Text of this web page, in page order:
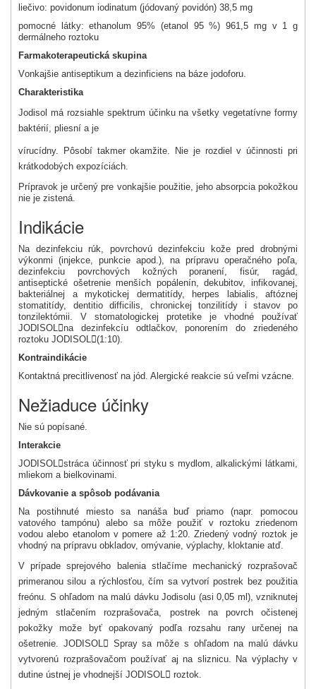
liečivo: povidonum iodinatum (jódovaný povidón) 38,5 mg
pomocné látky: ethanolum 95% (etanol 95 %) 961,5 mg v 1 g
dermálneho roztoku
Farmakoterapeutická skupina
Vonkajšie antiseptikum a dezinficiens na báze jodoforu.
Charakteristika
Jodisol má rozsiahle spektrum účinku na všetky vegetatívne formy
baktérií, pliesní a je
vírucídny. Pôsobí takmer okamžite. Nie je rozdiel v účinnosti pri
krátkodobých expozíciách.
Prípravok je určený pre vonkajšie použitie, jeho absorpcia pokožkou
nie je zistená.
Indikácie
Na dezinfekciu rúk, povrchovú dezinfekciu kože pred drobnými
výkonmi (injekce, punkcie apod.), na prípravu operačného poľa,
dezinfekciu povrchových kožných poranení, fisúr, ragád,
antiseptické ošetrenie menších popálenín, dekubitov, infikovanej,
bakteriálnej a mykotickej dermatitídy, herpes labialis, aftóznej
stomatitídy, dentitio difficilis, chronickej tonzilitídy i stavov po
tonzilektómii. V stomatologickej protetike je vhodné používať
JODISOL na dezinfekcíu odtlačkov, ponorením do zriedeného
roztoku JODISOL (1:10).
Kontraindikácie
Kontaktná precitlivenosť na jód. Alergické reakcie sú veľmi vzácne.
Nežiaduce účinky
Nie sú popísané.
Interakcie
JODISOL stráca účinnosť pri styku s mydlom, alkalickými látkami,
mliekom a bielkovinami.
Dávkovanie a spôsob podávania
Na postihnuté miesto sa nanáša buď priamo (napr. pomocou
vatového tampónu) alebo sa môže použiť v roztoku zriedenom
vodou alebo etanolom v pomere až 1:20. Zriedený vodný roztok je
vhodný na prípravu obkladov, omývanie, výplachy, kloktanie atď.
V prípade sprejového balenia stlačíme mechanický rozprašovač
primeranou silou a rýchlosťou, čím sa vytvorí postrek bez použitia
freónu. S ohľadom na malú dávku Jodisolu (asi 0,05 ml), vzniknutej
jedným stlačením rozprašovača, postrek na povrch očistenej
pokožky može byť opakovaný podľa rozsahu rany určenej na
ošetrenie. JODISOL  Spray sa môže s ohľadom na malú dávku
vytvorenú rozprašovačom používať aj na sliznicu. Na výplachy v
dutine ústnej je vhodnejší JODISOL  roztok.